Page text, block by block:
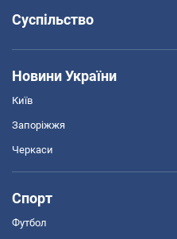
Суспільство
Новини України
Київ
Запоріжжя
Черкаси
Спорт
Футбол